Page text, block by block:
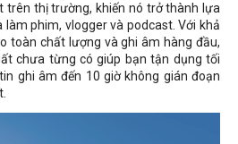
trên thị trường, khiến nó trở thành lựa
phim, vlogger và podcast. Với khả
toàn chất lượng và ghi âm hàng đầu,
chưa từng có giúp bạn tận dụng tối
ghi âm đến 10 giờ không gián đoạn